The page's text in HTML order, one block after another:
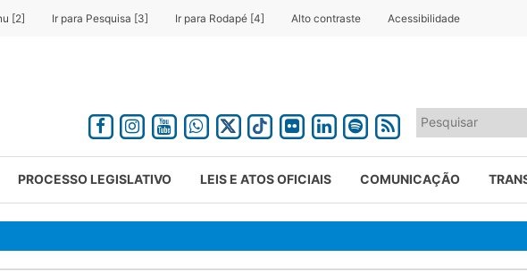
[2] Ir para Pesquisa [3] Ir para Rodapé [4] Alto contraste Acessibilidade
PROCESSO LEGISLATIVO LEIS E ATOS OFICIAIS COMUNICAÇÃO